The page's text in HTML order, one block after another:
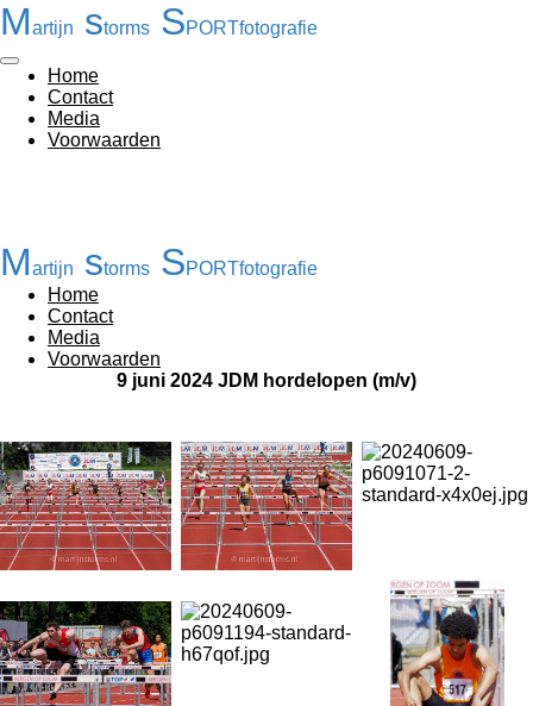
Ga
direct
naar
de
hoofdinhoud
Martijn storms SPORTfotografie
Home
Contact
Media
Voorwaarden
Martijn storms SPORTfotografie
Home
Contact
Media
Voorwaarden
9 juni 2024 JDM hordelopen (m/v)